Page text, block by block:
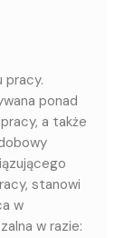
pracy.
ponad
a także
stanowi
w
w razie: